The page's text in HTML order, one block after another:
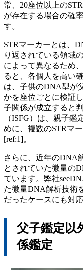
常、20座位以上の
が存在する場合の確
す。
STRマーカーとは、
り返されている領域
によって異なるため
ると、各個人を高い
は、子供のDNA型が
かを座位ごとに検証
子関係が成立すると
（ISFG）は、親子
めに、複数のSTRマ
[ref:1]。
さらに、近年のDNA
とされていた微量の
ています。弊社
た微量DNA解析技術
だったケースにも対
父子鑑定以
係鑑定